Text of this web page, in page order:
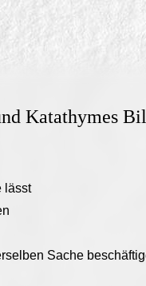
Katathymes
lässt
Sache